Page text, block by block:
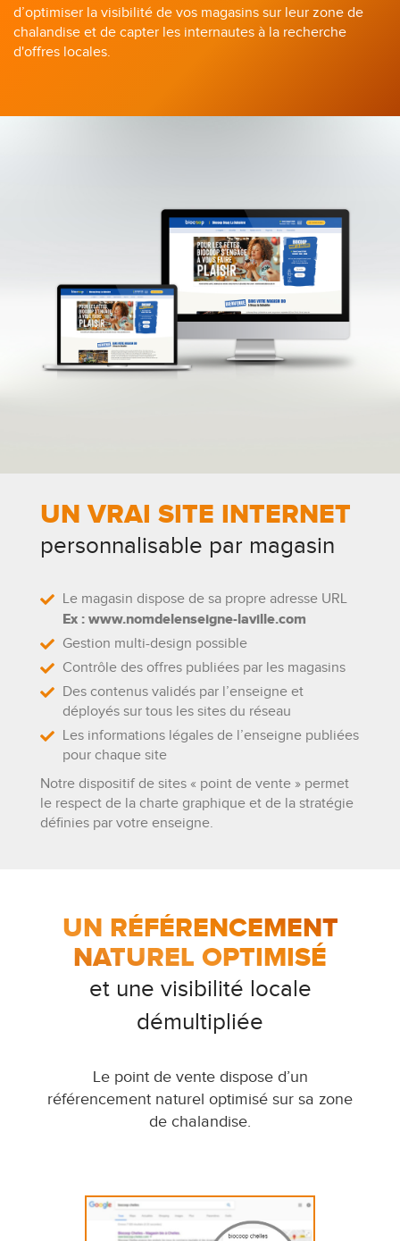
d’optimiser la visibilité de vos magasins sur leur zone de
chalandise et de capter les internautes à la recherche
d'offres locales.
UN VRAI SITE INTERNET
personnalisable par magasin
Le magasin dispose de sa propre adresse URL
Ex : www.nomdelenseigne-laville.com
Gestion multi-design possible
Contrôle des offres publiées par les magasins
Des contenus validés par l’enseigne et
déployés sur tous les sites du réseau
Les informations légales de l’enseigne publiées
pour chaque site
Notre dispositif de sites « point de vente » permet
le respect de la charte graphique et de la stratégie
définies par votre enseigne.
UN RÉFÉRENCEMENT
NATUREL OPTIMISÉ
et une visibilité locale
démultipliée
Le point de vente dispose d’un
référencement naturel optimisé sur sa zone
de chalandise.